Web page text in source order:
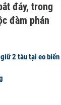
đáy, trong
đàm phán
2 tàu tại eo biển